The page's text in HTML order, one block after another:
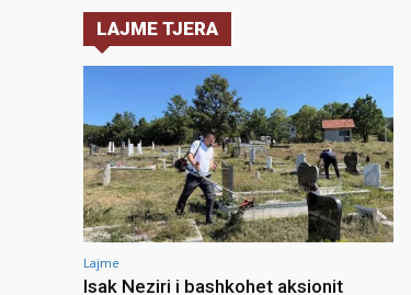
LAJME TJERA
Lajme
Isak Neziri i bashkohet aksionit